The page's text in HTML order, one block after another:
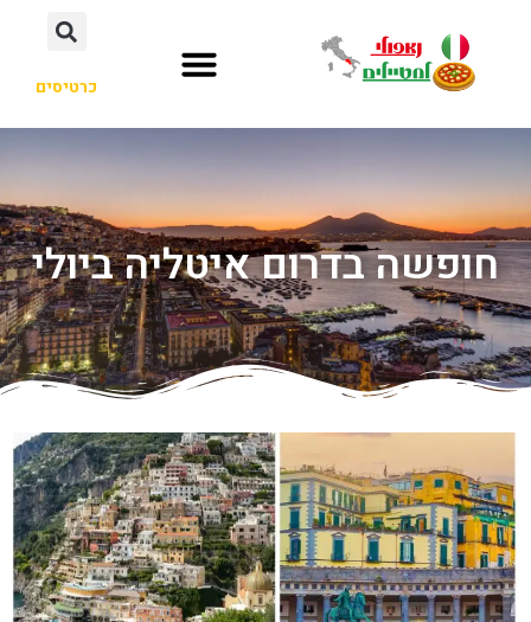
כרטיסים
חופשה בדרום איטליה ביולי